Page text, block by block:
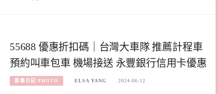
55688 優惠折扣碼｜台灣大車隊 推薦計程車
預約叫車包車 機場接送 永豐銀行信用卡優惠
影像日記 PHOTO ELSA YANG 2024-06-12